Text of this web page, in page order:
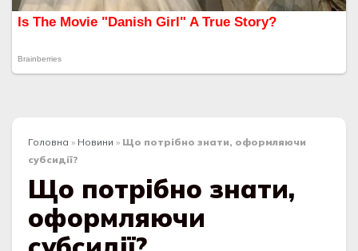
Головна » Новини » Що потрібно знати, оформляючи
субсидії?
Що потрібно знати,
оформляючи